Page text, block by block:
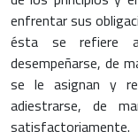
enfrentar sus
ésta se refiere
desempeñarse, de
se le asignan y
adiestrarse, de
satisfactoriamente.